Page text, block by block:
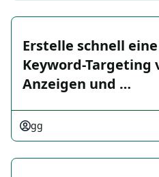
Erstelle schnell
Keyword-Targeting
Anzeigen und …
gg